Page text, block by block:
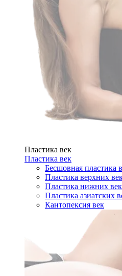
Пластика век
Пластика век
Бесшовная пластика
Пластика верхних
Пластика нижних век
Пластика азиатских
Кантопексия век